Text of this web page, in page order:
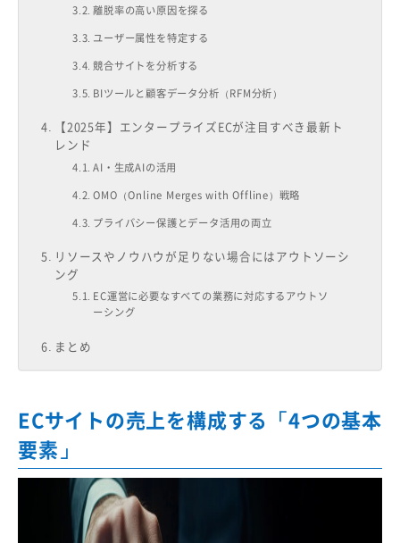
離脱率の高い原因を探る
ユーザー属性を特定する
競合サイトを分析する
BIツールと顧客データ分析（RFM分析）
【2025年】エンタープライズECが注目すべき最新ト
レンド
AI・生成AIの活用
OMO（Online Merges with Offline）戦略
プライバシー保護とデータ活用の両立
リソースやノウハウが足りない場合にはアウトソーシ
ング
EC運営に必要なすべての業務に対応するアウトソ
ーシング
まとめ
ECサイトの売上を構成する「4つの基本
要素」